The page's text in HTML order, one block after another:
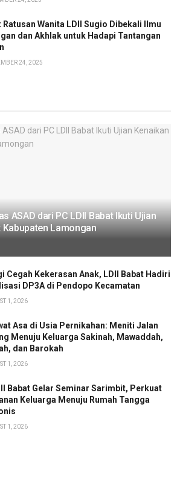
Ratusan Wanita LDII Sugio Dibekali Ilmu
dan Akhlak untuk Hadapi Tantangan
24, 2025
ASAD dari PC LDII Babat Ikuti Ujian
Lamongan
Cegah Kekerasan Anak, LDII Babat Hadiri
DP3A di Pendopo Kecamatan
1, 2026
Asa di Usia Pernikahan: Meniti Jalan
Menuju Keluarga Sakinah, Mawaddah,
dan Barokah
1, 2026
Babat Gelar Seminar Sarimbit, Perkuat
Keluarga Menuju Rumah Tangga
1, 2026